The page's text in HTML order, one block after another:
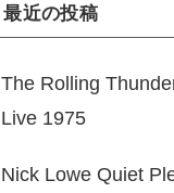
最近の投稿
The Rolling
Live 1975
Nick Lowe Quiet